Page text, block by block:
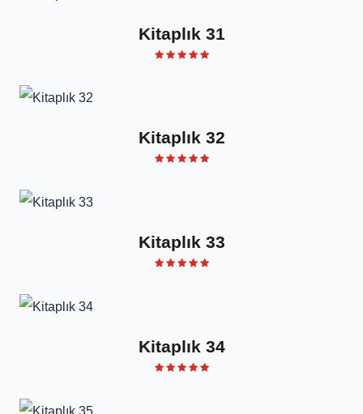
Kitaplık 31
Kitaplık 32
Kitaplık 33
Kitaplık 34